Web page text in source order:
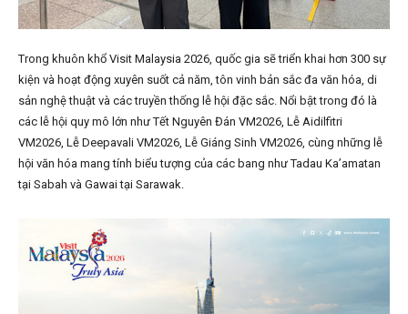
Trong khuôn khổ Visit Malaysia 2026, quốc gia sẽ triển khai hơn 300 sự
kiện và hoạt động xuyên suốt cả năm, tôn vinh bản sắc đa văn hóa, di
sản nghệ thuật và các truyền thống lễ hội đặc sắc. Nổi bật trong đó là
các lễ hội quy mô lớn như Tết Nguyên Đán VM2026, Lễ Aidilfitri
VM2026, Lễ Deepavali VM2026, Lễ Giáng Sinh VM2026, cùng những lễ
hội văn hóa mang tính biểu tượng của các bang như Tadau Ka’amatan
tại Sabah và Gawai tại Sarawak.